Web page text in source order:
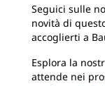
Seguici sulle
novità di
accoglierti a
Esplora la
attende nei